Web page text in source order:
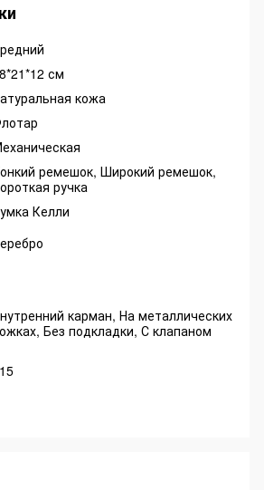
см
кожа
ремешок, Широкий ремешок,
ручка
Келли
карман, На металлических
Без подкладки, С клапаном